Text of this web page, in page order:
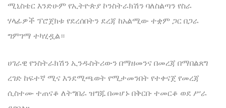
ሚኒስቴር እንድሁም የኢትዮጵያ ኮንስትራክሽን ባለስልጣን የስራ
ሃላፊዎች ፕሮጀክቱ የደረሰበትን ደረጃ ከአልሚው ተቋም ጋር በጋራ
ግምገማ ተካሂዷል።
ሀገራዊ የንስትራክሽን ኢንዱስትሪውን በማዘመንና በመረጃ በማበልጸግ
ረገድ ከፍተኛ ሚና እንደሚጫወት የሚታመንበት የተቀናጀ የመረጃ
ሲስተሙ ተጠናቆ ለትግበራ ዝግጁ በመሆኑ በቅርቡ ተመርቆ ወደ ሥራ